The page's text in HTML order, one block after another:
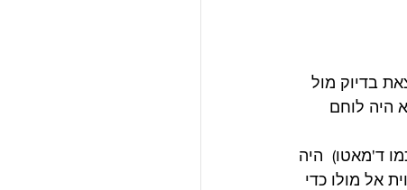
בדיוק מול
היה לוחם
ד'מאטו)  היה
אל מולו כדי